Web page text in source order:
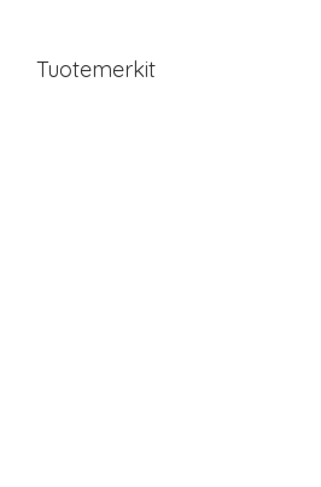
Tuotemerkit